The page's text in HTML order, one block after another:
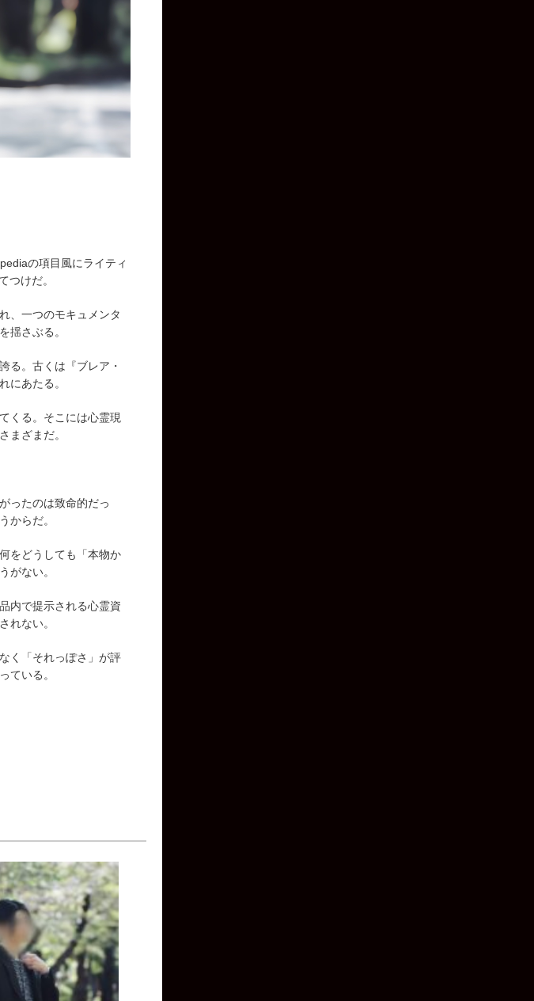
の項目風にライティ
つけだ。
、一つのモキュメンタ
揺さぶる。
る。古くは『ブレア・
にあたる。
くる。そこには心霊現
まざまだ。
ったのは致命的だっ
からだ。
をどうしても「本物か
がない。
内で提示される心霊資
れない。
く「それっぽさ」が評
ている。